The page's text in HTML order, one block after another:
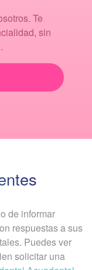
Te
sin
de informar
respuestas a sus
Puedes ver
solicitar una